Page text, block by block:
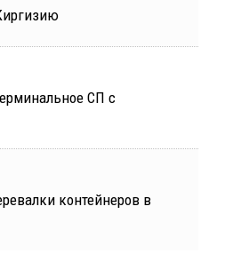
СП с
контейнеров в